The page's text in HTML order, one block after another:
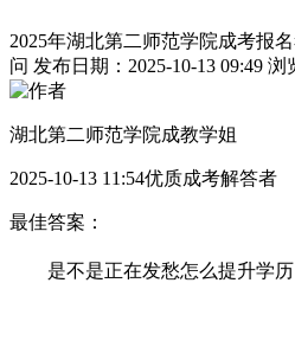
2025年湖北第二师范学院成考报
问 发布日期：2025-10-13 09:49 浏
湖北第二师范学院成教学姐
2025-10-13 11:54优质成考解答者
最佳答案：
是不是正在发愁怎么提升学历